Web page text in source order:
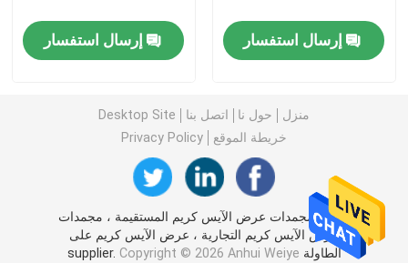
تحت ثلاجة الفريزر
ثلاجة ستائر هوائية
عرض اللحوم برودة
صانع الثلج التجاري
إرسال استفسار إرسال استفسار
منزل حول نا اتصل بنا
Desktop Site
خريطة الموقع
Privacy Policy
الصين مجمدات عرض الآيس كريم المستقيمة ، مجمدات
عرض الآيس كريم التجارية ، عرض الآيس كريم على
الطاولة supplier. Copyright © 2026 Anhui Weiye